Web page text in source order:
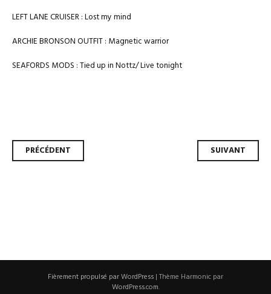
LEFT LANE CRUISER : Lost my mind
ARCHIE BRONSON OUTFIT : Magnetic warrior
SEAFORDS MODS : Tied up in Nottz/ Live tonight
Navigation
PRÉCÉDENT SUIVANT
Fièrement propulsé par WordPress | Thème Harmonic par
WordPress.com.